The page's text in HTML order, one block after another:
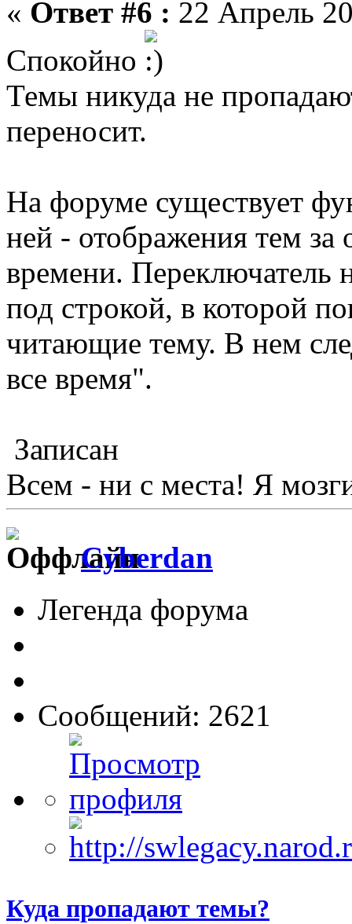
« Ответ #6 : 22 Апрель
Спокойно
Темы никуда не
переносит.
На форуме существует
ней - отображения тем
времени. Переключатель
под строкой, в которой
читающие тему. В нем
все время".
Записан
Всем - ни с места! Я
Cyberdan
Легенда форума
Сообщений: 2621
Куда пропадают темы?